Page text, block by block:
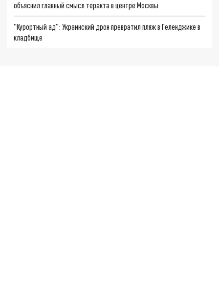
объяснил главный смысл теракта в центре Москвы
"Курортный ад": Украинский дрон превратил пляж в Геленджике в
кладбище